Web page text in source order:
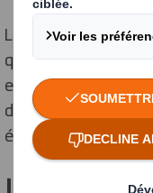
Les matériaux
que jamais
enjeux
devient alors plus
éliminant peu à peu